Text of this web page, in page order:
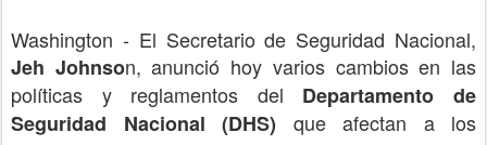
Washington - El Secretario de Seguridad Nacional,
Jeh Johnson, anunció hoy varios cambios en las
políticas y reglamentos del Departamento de
Seguridad Nacional (DHS) que afectan a los